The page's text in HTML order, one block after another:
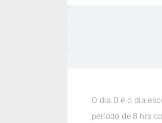
O dia D é o dia
período de 8 hrs